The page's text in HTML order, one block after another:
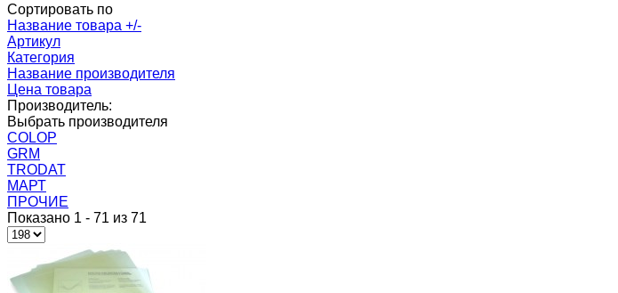
Сортировать по
Название товара +/-
Артикул
Категория
Название производителя
Цена товара
Производитель:
Выбрать производителя
COLOP
GRM
TRODAT
МАРТ
ПРОЧИЕ
Показано 1 - 71 из 71